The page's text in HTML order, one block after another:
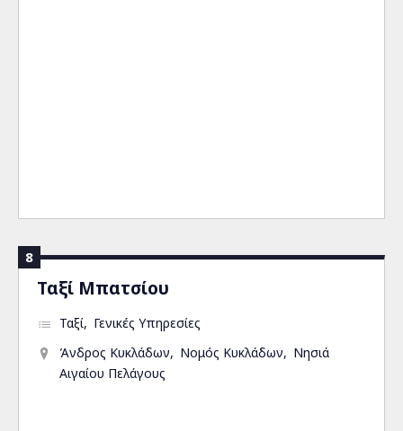
8
Ταξί Μπατσίου
Ταξί
Γενικές Υπηρεσίες
Άνδρος Κυκλάδων
Νομός Κυκλάδων
Νησιά
Αιγαίου Πελάγους